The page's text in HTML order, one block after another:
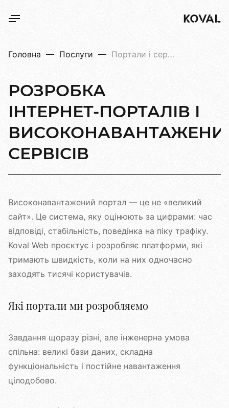
Головна Послуги Портали і сервіси
РОЗРОБКА
ІНТЕРНЕТ-ПОРТАЛІВ І
СЕРВІСІВ
Високонавантажений портал — це не «великий
сайт». Це система, яку оцінюють за цифрами: час
відповіді, стабільність, поведінка на піку трафіку.
Koval Web проєктує і розробляє платформи, які
тримають швидкість, коли на них одночасно
заходять тисячі користувачів.
Які портали ми розробляємо
Завдання щоразу різні, але інженерна умова
спільна: великі бази даних, складна
функціональність і постійне навантаження
цілодобово.